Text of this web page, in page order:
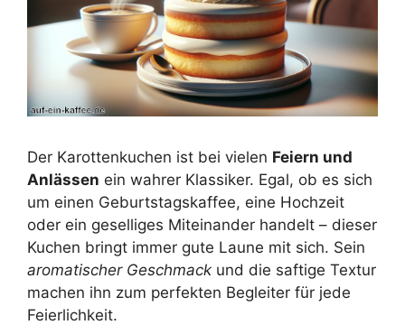
Der Karottenkuchen ist bei vielen Feiern und
Anlässen ein wahrer Klassiker. Egal, ob es sich
um einen Geburtstagskaffee, eine Hochzeit
oder ein geselliges Miteinander handelt – dieser
Kuchen bringt immer gute Laune mit sich. Sein
aromatischer Geschmack und die saftige Textur
machen ihn zum perfekten Begleiter für jede
Feierlichkeit.